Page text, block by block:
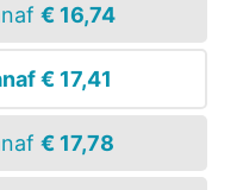
€ 16,74
€ 17,41
€ 17,78